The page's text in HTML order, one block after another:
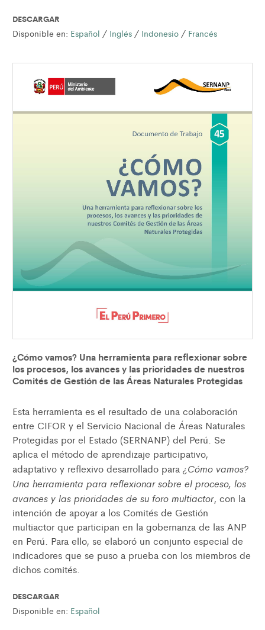
DESCARGAR
Disponible en: Español / Inglés / Indonesio / Francés
¿Cómo vamos? Una herramienta para reflexionar sobre
los procesos, los avances y las prioridades de nuestros
Comités de Gestión de las Áreas Naturales Protegidas
Esta herramienta es el resultado de una colaboración
entre CIFOR y el Servicio Nacional de Áreas Naturales
Protegidas por el Estado (SERNANP) del Perú. Se
aplica el método de aprendizaje participativo,
adaptativo y reflexivo desarrollado para ¿Cómo vamos?
Una herramienta para reflexionar sobre el proceso, los
avances y las prioridades de su foro multiactor, con la
intención de apoyar a los Comités de Gestión
multiactor que participan en la gobernanza de las ANP
en Perú. Para ello, se elaboró un conjunto especial de
indicadores que se puso a prueba con los miembros de
dichos comités.
DESCARGAR
Disponible en: Español